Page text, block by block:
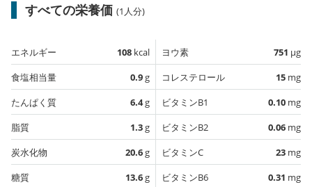
すべての栄養価 (1人分)
エネルギー 108 kcal
食塩相当量
0.9g
たんぱく質
6.4g
脂質
1.3g
炭水化物
20.6g
糖質
13.6g
ヨウ素 751 µg
コレステロール
15 mg
ビタミンB1
0.10 mg
ビタミンB2
0.06 mg
ビタミンC
23 mg
ビタミンB6
0.31 mg